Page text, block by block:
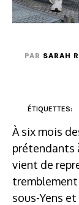
PAR SARAH
ÉTIQUETTES:
À six mois
prétendants
vient de
sous-Yens